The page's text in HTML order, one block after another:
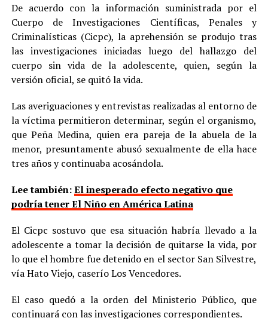
De acuerdo con la información suministrada por el
Cuerpo de Investigaciones Científicas, Penales y
Criminalísticas (Cicpc), la aprehensión se produjo tras
las investigaciones iniciadas luego del hallazgo del
cuerpo sin vida de la adolescente, quien, según la
versión oficial, se quitó la vida.
Las averiguaciones y entrevistas realizadas al entorno de
la víctima permitieron determinar, según el organismo,
que Peña Medina, quien era pareja de la abuela de la
menor, presuntamente abusó sexualmente de ella hace
tres años y continuaba acosándola.
Lee también:El inesperado efecto negativo que
podría tener El Niño en América Latina
El Cicpc sostuvo que esa situación habría llevado a la
adolescente a tomar la decisión de quitarse la vida, por
lo que el hombre fue detenido en el sector San Silvestre,
vía Hato Viejo, caserío Los Vencedores.
El caso quedó a la orden del Ministerio Público, que
continuará con las investigaciones correspondientes.